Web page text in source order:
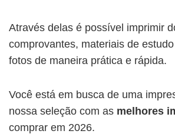
Através delas é possível imprimir
comprovantes, materiais de
fotos de maneira prática e rápida.
Você está em busca de uma
nossa seleção com as melhores
comprar em 2026.